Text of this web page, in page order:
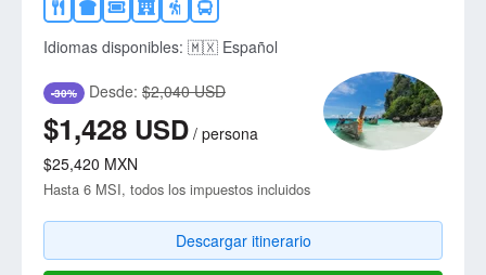
Idiomas disponibles: 🇲🇽 Español
-30% Desde: $2,040 USD
$1,428 USD / persona
$25,420 MXN
Hasta 6 MSI, todos los impuestos incluidos
Descargar itinerario